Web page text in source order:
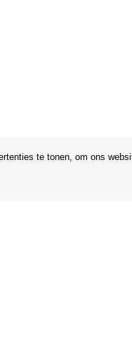
te tonen, om ons